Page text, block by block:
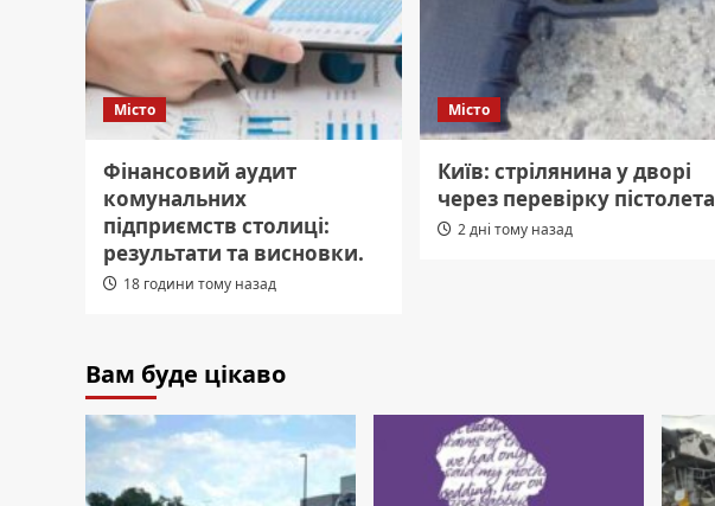
Місто
Фінансовий аудит
комунальних
підприємств столиці:
результати та висновки.
18 години тому назад
Місто
Київ: стрілянина у дворі
через перевірку пістолета
2 дні тому назад
Вам буде цікаво